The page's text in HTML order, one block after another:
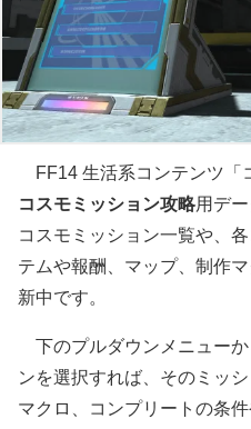
FF14 生活系コンテンツ「
コスモミッション攻略用デ
コスモミッション一覧や、
テムや報酬、マップ、制作
新中です。
下のプルダウンメニュー
ンを選択すれば、そのミッ
マクロ、コンプリートの条